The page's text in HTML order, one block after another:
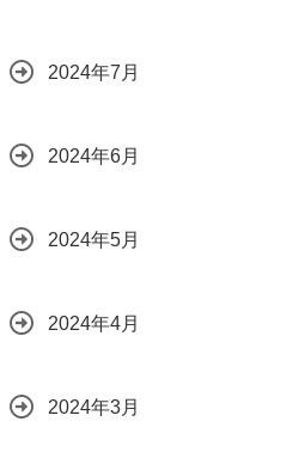
2024年7月
2024年6月
2024年5月
2024年4月
2024年3月